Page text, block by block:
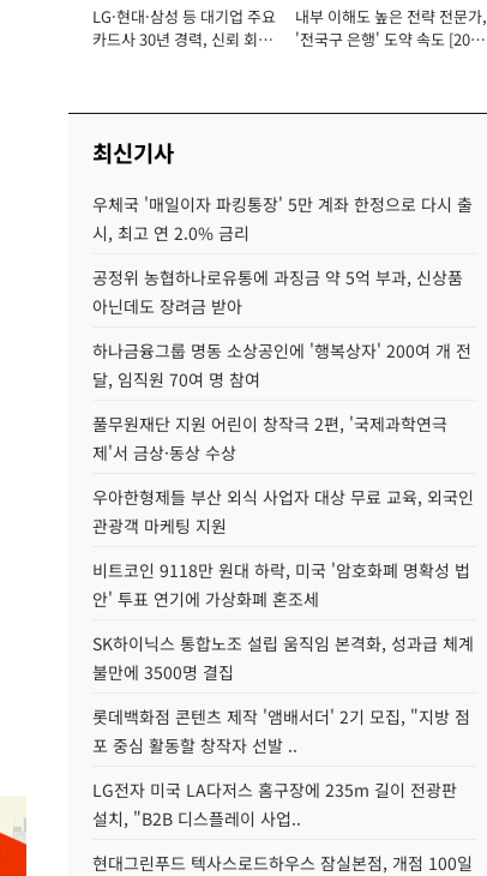
장
LG·현대·삼성 등 대기업 주요
카드사 30년 경력, 신뢰 회복
내부 이해도 높은 전략 전문가,
'전국구 은행' 도약 속도 [2026
최신기사
우체국 '매일이자 파킹통장' 5만 계좌 한정으로 다시 출
시, 최고 연 2.0% 금리
공정위 농협하나로유통에 과징금 약 5억 부과, 신상품
아닌데도 장려금 받아
하나금융그룹 명동 소상공인에 '행복상자' 200여 개 전
달, 임직원 70여 명 참여
풀무원재단 지원 어린이 창작극 2편, '국제과학연극
제'서 금상·동상 수상
우아한형제들 부산 외식 사업자 대상 무료 교육, 외국인
관광객 마케팅 지원
비트코인 9118만 원대 하락, 미국 '암호화폐 명확성 법
안' 투표 연기에 가상화폐 혼조세
SK하이닉스 통합노조 설립 움직임 본격화, 성과급 체계
불만에 3500명 결집
롯데백화점 콘텐츠 제작 '앰배서더' 2기 모집, "지방 점
포 중심 활동할 창작자 선발 ..
LG전자 미국 LA다저스 홈구장에 235m 길이 전광판
설치, "B2B 디스플레이 사업..
현대그린푸드 텍사스로드하우스 잠실본점, 개점 100일